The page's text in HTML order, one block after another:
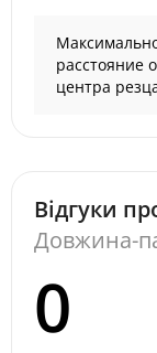
расстояние
центра
Відгуки
Довжина-
0